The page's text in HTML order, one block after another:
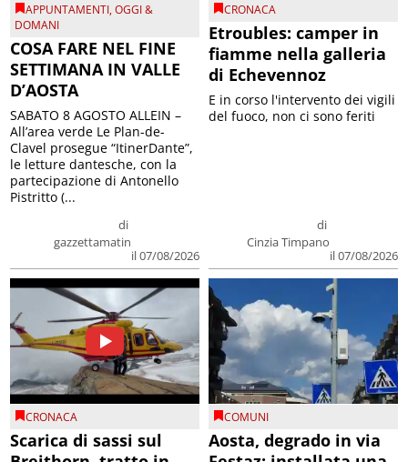
APPUNTAMENTI,OGGI &
DOMANI
COSA FARE NEL FINE
SETTIMANA IN VALLE
D’AOSTA
di
gazzettamatin
il 07/08/2026
SABATO 8 AGOSTO ALLEIN –
All’area verde Le Plan-de-
Clavel prosegue “ItinerDante”,
le letture dantesche, con la
partecipazione di Antonello
Pistritto (...
CRONACA
Etroubles: camper in
fiamme nella galleria
di Echevennoz
di
Cinzia Timpano
il 07/08/2026
E in corso l'intervento dei vigili
del fuoco, non ci sono feriti
CRONACA
Scarica di sassi sul
COMUNI
Aosta, degrado in via